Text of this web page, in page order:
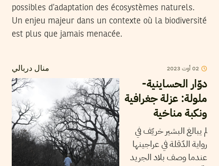
possibles d’adaptation des écosystèmes naturels.
Un enjeu majeur dans un contexte où la biodiversité
est plus que jamais menacée.
منال دربالي 02أوت 2023
دوّار الحساينية-
ملولة: عزلة جغرافية
ونكبة مناخية
لم يبالغ البشير خريّف في
رواية الدّقلة في عراجينها
عندما وصف بلاد الجريد